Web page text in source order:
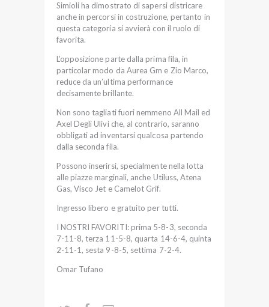
Simioli ha dimostrato di sapersi districare
anche in percorsi in costruzione, pertanto in
questa categoria si avvierà con il ruolo di
favorita.
L’opposizione parte dalla prima fila, in
particolar modo da Aurea Gm e Zio Marco,
reduce da un’ultima performance
decisamente brillante.
Non sono tagliati fuori nemmeno All Mail ed
Axel Degli Ulivi che, al contrario, saranno
obbligati ad inventarsi qualcosa partendo
dalla seconda fila.
Possono inserirsi, specialmente nella lotta
alle piazze marginali, anche Utiluss, Atena
Gas, Visco Jet e Camelot Grif.
Ingresso libero e gratuito per tutti.
I NOSTRI FAVORITI: prima 5-8-3, seconda
7-11-8, terza 11-5-8, quarta 14-6-4, quinta
2-11-1, sesta 9-8-5, settima 7-2-4.
Omar Tufano